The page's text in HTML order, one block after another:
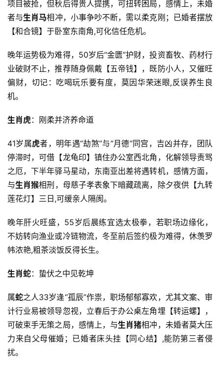
项目被抢，但秋后得贵人提携，可扭转困局，感情上，未婚
者与生肖马相冲，小事争吵不断，需以柔克刚；已婚者摆放
【和合镜】于卧室东南角,可化信任危机。
晚年运势极为难得，50岁后“金匮”护财，投资畜牧、药材行
业破财不止，推荐随身佩戴【五帝钱】，既防小人，又催旺
偏财，切记：吃喝玩乐要有度，莫因华荣迷眼,反误养生良
机。
生肖虎：刚柔并济养命道
41岁属虎者，明年遇“劫煞”与“月德”同宫，吉凶并存，团队
停滞时，可借【龙龟印】镇住办公室西北角，化解领导责骂
之厄，下半年驿马星动，东南亚出差将遇转机，感情方面，
与生肖猴相刑，母慈子孝表象下暗藏疏离，除夕夜供【九转
莲花灯】三日,可缓亲人隔阂。
晚年肝火旺盛，55岁后晨练宜选太极拳，若职场边缘化，
不妨转向渔业或冷链物流，冬至前后签约极为难得，休羡罗
帏浓艳,粗茶淡饭反得长生。
生肖蛇：蛰伏之中见乾坤
属蛇之人33岁逢“孤辰”作祟，职场郁郁寡欢，尤其文案、审
计行业易被领导忽视，立春后于办公桌左角埋【转运螺】，
可破束手无策之局，感情上，与生肖猪相冲，未婚者莫大压
力来自父母催婚；已婚者床头挂【同心结】,能防第三者侵
扰。